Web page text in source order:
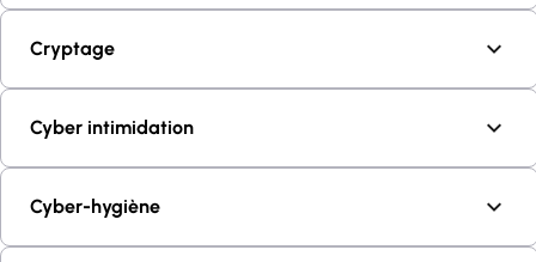
Cryptage
Cyber intimidation
Cyber-hygiène